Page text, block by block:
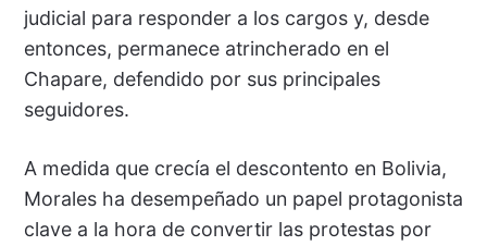
judicial para responder a los cargos y, desde
entonces, permanece atrincherado en el
Chapare, defendido por sus principales
seguidores.
A medida que crecía el descontento en Bolivia,
Morales ha desempeñado un papel protagonista
clave a la hora de convertir las protestas por